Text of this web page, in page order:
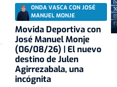
ONDA VASCA CON JOSÉ
MANUEL MONJE
Movida Deportiva con
José Manuel Monje
(06/08/26) | El nuevo
destino de Julen
Agirrezabala, una
incógnita